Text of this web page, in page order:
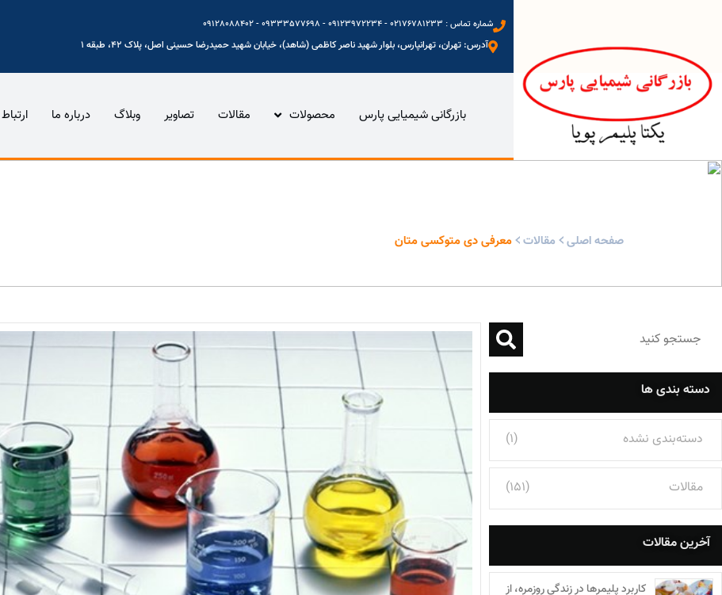
شماره تماس : 02176781233 - 09123972234 - 09333577698 - 09128088402
آدرس: تهران، تهرانپارس، بلوار شهید ناصر کاظمی (شاهد)، خیابان شهید حمیدرضا حسینی اصل، پلاک 42، طبقه 1
بازرگانی شیمیایی پارس محصولات مقالات تصاویر وبلاگ درباره ما
صفحه اصلی مقالات معرفی دی متوکسی متان
دسته بندی ها
دسته‌بندی نشده (1)
مقالات (151)
آخرین مقالات
کاربرد پلیمرها در زندگی روزمره، از